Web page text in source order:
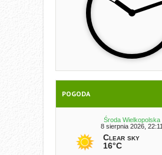
POGODA
Środa Wielkopolska
8 sierpnia 2026, 22:11
Clear sky
16°C